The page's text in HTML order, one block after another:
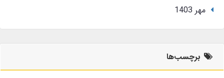
مهر 1403
برچسب‌ها